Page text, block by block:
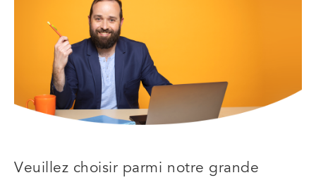
Veuillez choisir parmi notre grande